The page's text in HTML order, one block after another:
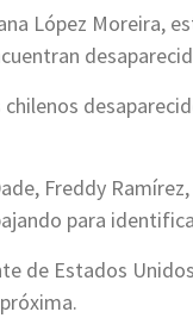
López Moreira,
Freddy
para
de Estados